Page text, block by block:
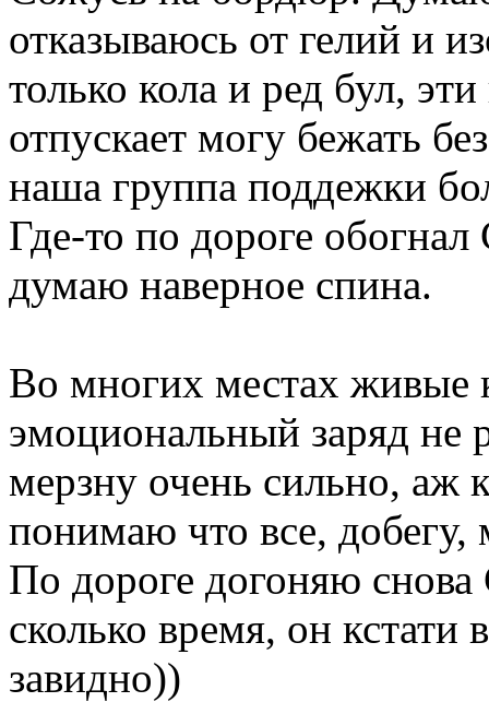
отказываюсь от гелий и
только кола и ред бул,
отпускает могу бежать
наша группа поддежки
Где-то по дороге
думаю наверное спина.
Во многих местах живые
эмоциональный заряд не
мерзну очень сильно, аж
понимаю что все, добегу,
По дороге догоняю
сколько время, он кстати
завидно))